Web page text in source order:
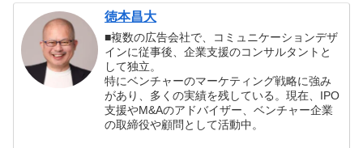
徳本昌大
■複数の広告会社で、コミュニケーションデザ
インに従事後、企業支援のコンサルタントと
して独立。
特にベンチャーのマーケティング戦略に強み
があり、多くの実績を残している。現在、IPO
支援やM&Aのアドバイザー、ベンチャー企業
の取締役や顧問として活動中。